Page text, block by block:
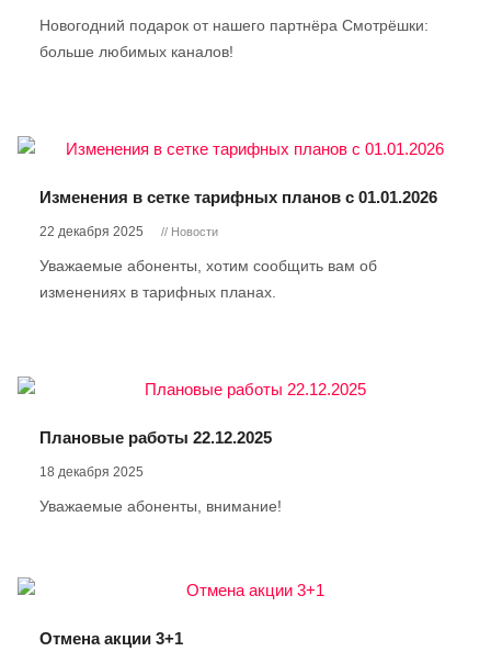
Новогодний подарок от нашего партнёра Смотрёшки:
больше любимых каналов!
Изменения в сетке тарифных планов с 01.01.2026
22 декабря 2025 // Новости
Уважаемые абоненты, хотим сообщить вам об
изменениях в тарифных планах.
Плановые работы 22.12.2025
18 декабря 2025
Уважаемые абоненты, внимание!
Отмена акции 3+1